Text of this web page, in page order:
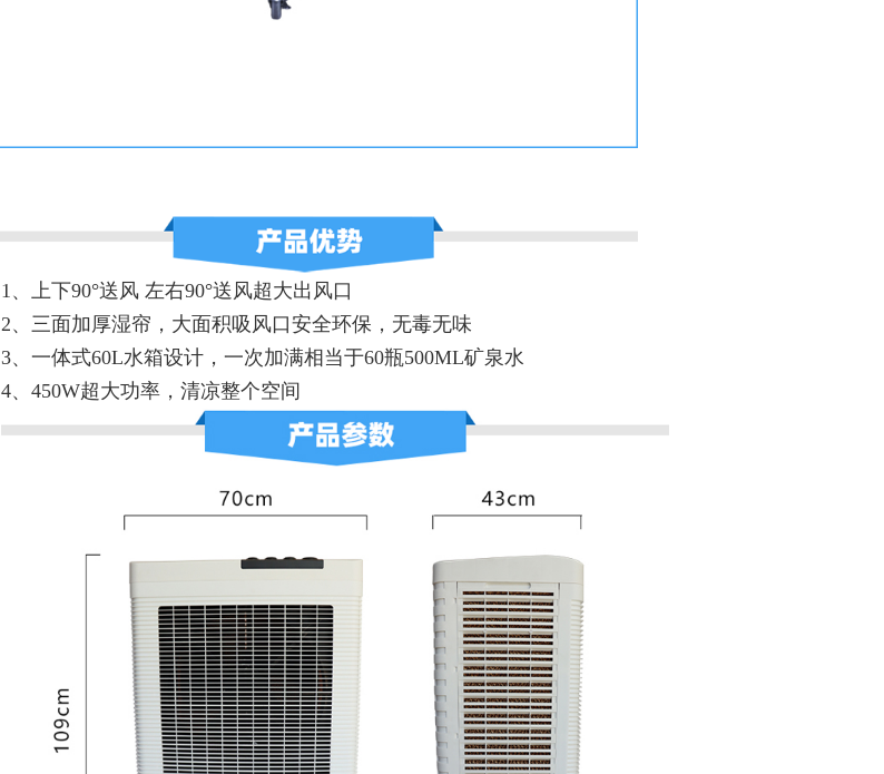
1、上下90°送风 左右90°送风超大出风口
2、三面加厚湿帘，大面积吸风口安全环保，无毒无味
3、一体式60L水箱设计，一次加满相当于60瓶500ML矿泉水
4、450W超大功率，清凉整个空间